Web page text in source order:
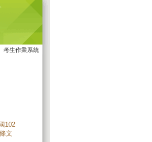
考生作業系統
102
文